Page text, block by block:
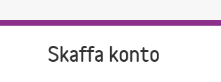
Skaffa konto